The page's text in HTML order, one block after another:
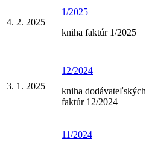
4. 2. 2025
1/2025
kniha faktúr 1/2025
3. 1. 2025
12/2024
kniha dodávateľských
faktúr 12/2024
11/2024